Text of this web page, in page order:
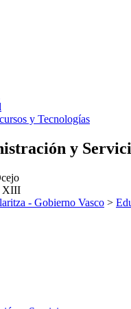
y Tecnologías
y
XIII
- Gobierno Vasco >